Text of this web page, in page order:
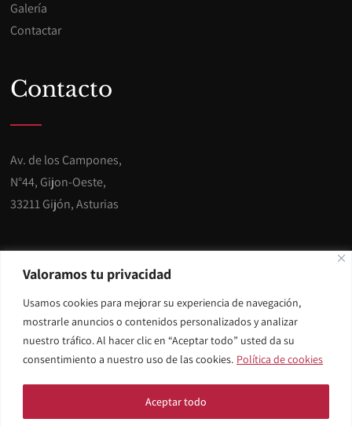
Valoramos tu privacidad
Usamos cookies para mejorar su experiencia de navegación,
mostrarle anuncios o contenidos personalizados y analizar
nuestro tráfico. Al hacer clic en “Aceptar todo” usted da su
consentimiento a nuestro uso de las cookies. Política de cookies
Aceptar todo
Galería
Contactar
Contacto
Av. de los Campones,
N°44, Gijon-Oeste,
33211 Gijón, Asturias
Teléfono: 985 301 320
E-mail:info@miracargijon.es
© Copyright 2024 Miracar Gijón.Aviso legal y Privacidad.
Diseñado porCitiservi Media